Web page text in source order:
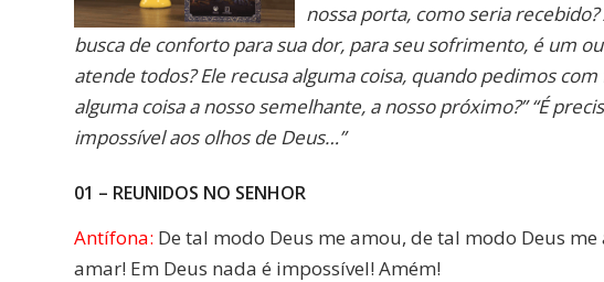
nossa porta, como seria
busca de conforto para sua dor, para seu sofrimento, é um
atende todos? Ele recusa alguma coisa, quando pedimos
alguma coisa a nosso semelhante, a nosso próximo?” “É
impossível aos olhos de Deus…”
01 – REUNIDOS NO SENHOR
Antífona: De tal modo Deus me amou, de tal modo Deus
amar! Em Deus nada é impossível! Amém!